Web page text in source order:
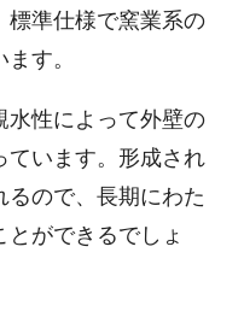
標準仕様で窯業系の
す。
水性によって外壁の
ています。形成され
るので、長期にわた
ができるでしょ